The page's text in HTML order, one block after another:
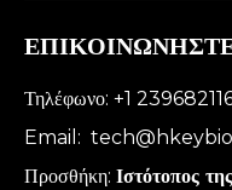
Τηλέφωνο: +1
Email:
Προσθήκη: Ιστότοπος